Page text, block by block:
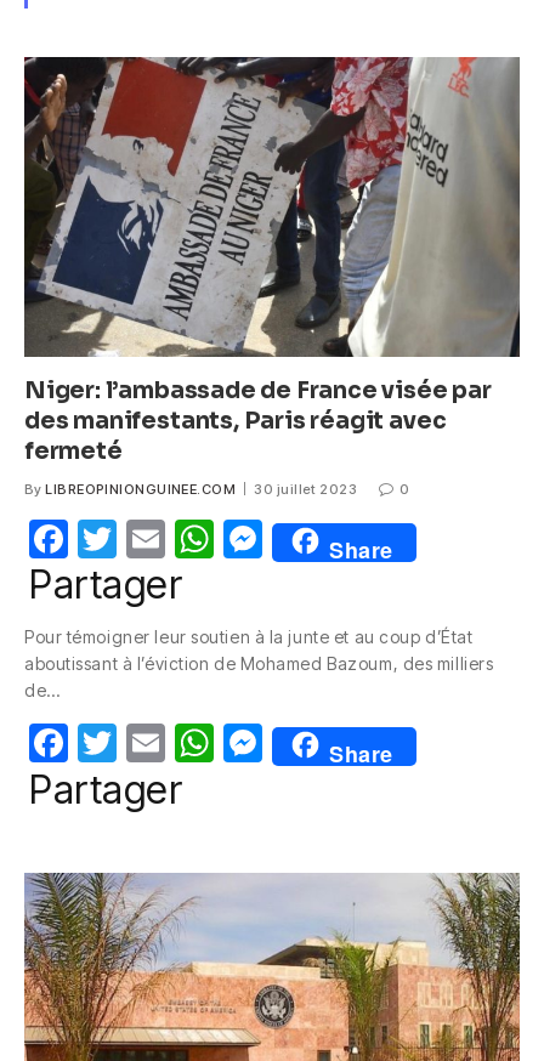
Niger: l’ambassade de France visée par
des manifestants, Paris réagit avec
fermeté
By LIBREOPINIONGUINEE.COM 30 juillet 2023 0
F
a
e
o
o
k
T
w
itt
er
E
m
W
s
p
p
M
e
e
g
er
Share
Partager
Pour témoigner leur soutien à la junte et au coup d’État
aboutissant à l’éviction de Mohamed Bazoum, des milliers
de…
F
a
b
o
o
k
T
w
itt
E
m
W
p
p
M
e
g
er
Share
Partager